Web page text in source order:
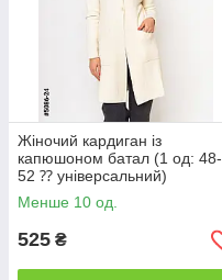
Жіночий кардиган із
капюшоном батал (1 од: 48-
52 ⁇ універсальний)
Менше 10 од.
525 ₴